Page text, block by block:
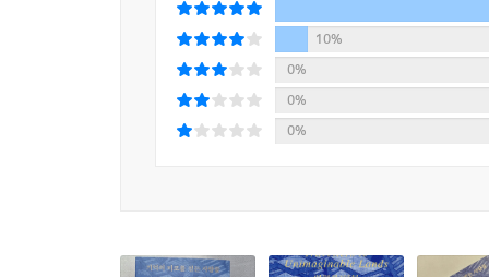
실제로 보호자의 이야기를 듣고 뇌에 대한 연구
적합하지 않다는 생각이 커졌다. 이런 신경학적
작동 방식임을 보호자들이 이해하길 바랐다. 그
되었다. _235~236쪽
않을 때로 말이다. 그러나 그 이중성이 역설적
10%
0%
0%
0%